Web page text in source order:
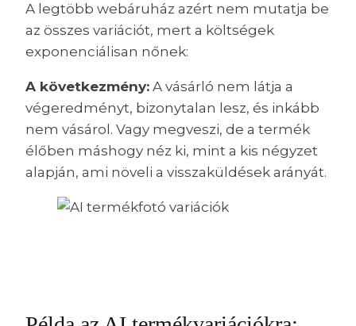
A legtöbb webáruház azért nem mutatja be
az összes variációt, mert a költségek
exponenciálisan nőnek:
A következmény: A vásárló nem látja a
végeredményt, bizonytalan lesz, és inkább
nem vásárol. Vagy megveszi, de a termék
élőben máshogy néz ki, mint a kis négyzet
alapján, ami növeli a visszaküldések arányát.